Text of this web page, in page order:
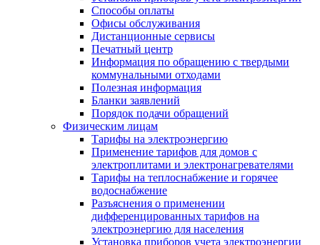
Способы оплаты
Офисы обслуживания
Дистанционные сервисы
Печатный центр
Информация по обращению с твердыми
коммунальными отходами
Полезная информация
Бланки заявлений
Порядок подачи обращений
Физическим лицам
Тарифы на электроэнергию
Применение тарифов для домов с
электроплитами и электронагревателями
Тарифы на теплоснабжение и горячее
водоснабжение
Разъяснения о применении
дифференцированных тарифов на
электроэнергию для населения
Установка приборов учета электроэнергии